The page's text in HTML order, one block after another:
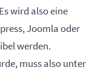
wird also eine
Joomla oder
werden.
muss also unter